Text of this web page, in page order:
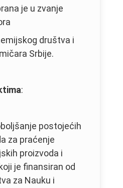
je u zvanje
društva i
Srbije.
:
postojećih
za praćenje
proizvoda i
je finansiran od
za Nauku i